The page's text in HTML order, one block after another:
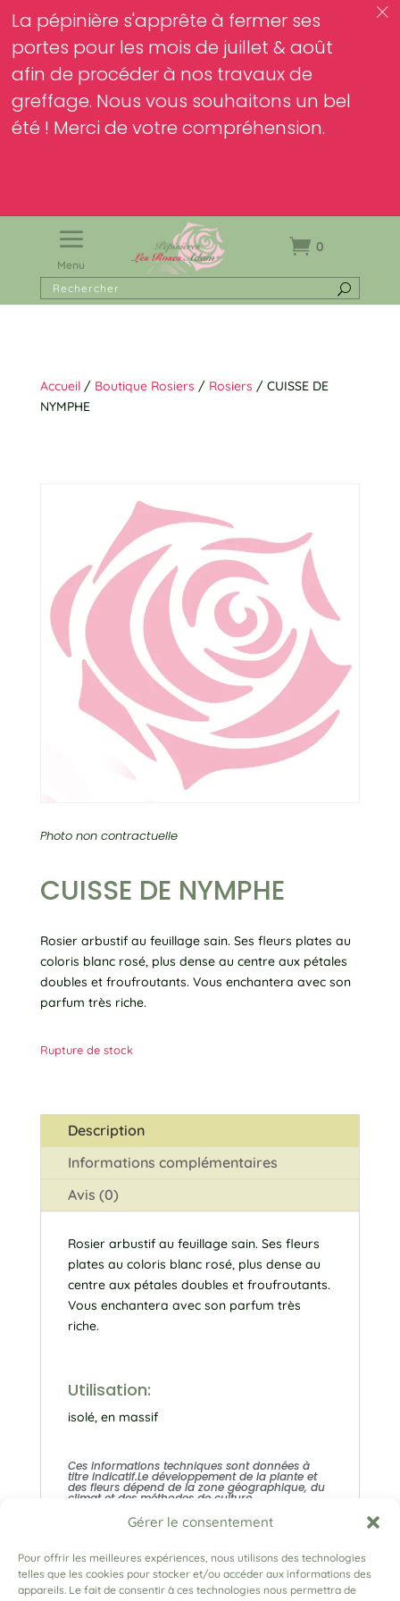
La pépinière s'apprête à fermer ses
portes pour les mois de juillet & août
afin de procéder à nos travaux de
greffage. Nous vous souhaitons un bel
été ! Merci de votre compréhension.
c
Gérer le consentement
Pour offrir les meilleures expériences, nous utilisons des technologies
telles que les cookies pour stocker et/ou accéder aux informations des
appareils. Le fait de consentir à ces technologies nous permettra de
Menu
0
Accueil/ Boutique Rosiers / Rosiers / CUISSE DE
NYMPHE
Photo non contractuelle
CUISSE DE NYMPHE
Rosier arbustif au feuillage sain. Ses fleurs plates au
coloris blanc rosé, plus dense au centre aux pétales
doubles et froufroutants. Vous enchantera avec son
parfum très riche.
Rupture de stock
Description
Informations complémentaires
Avis (0)
Rosier arbustif au feuillage sain. Ses fleurs
plates au coloris blanc rosé, plus dense au
centre aux pétales doubles et froufroutants.
Vous enchantera avec son parfum très
riche.
Utilisation:
isolé, en massif
Ces informations techniques sont données à
titre indicatif.Le développement de la plante et
des fleurs dépend de la zone géographique, du
climat et des méthodes de culture.